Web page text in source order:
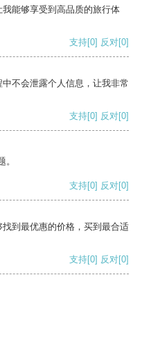
能够享受到高品质的旅行体
支持[0] 反对[0]
不会泄露个人信息，让我非常
支持[0] 反对[0]
支持[0] 反对[0]
到最优惠的价格，买到最合适
支持[0] 反对[0]